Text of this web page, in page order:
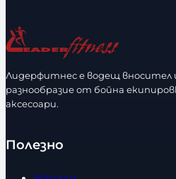
Лидерфитнес е водещ вносител
разнообразие от бойна
аксесоари.
Полезно